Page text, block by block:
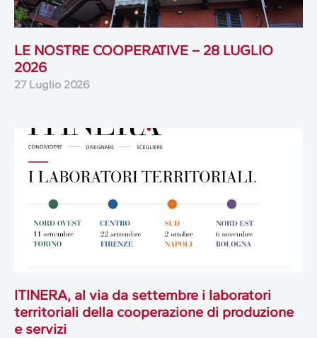
LE NOSTRE COOPERATIVE – 28 LUGLIO
2026
27 Luglio 2026
ITINERA, al via da settembre i laboratori
territoriali della cooperazione di produzione
e servizi